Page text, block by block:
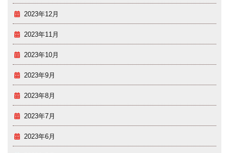
2023年12月
2023年11月
2023年10月
2023年9月
2023年8月
2023年7月
2023年6月